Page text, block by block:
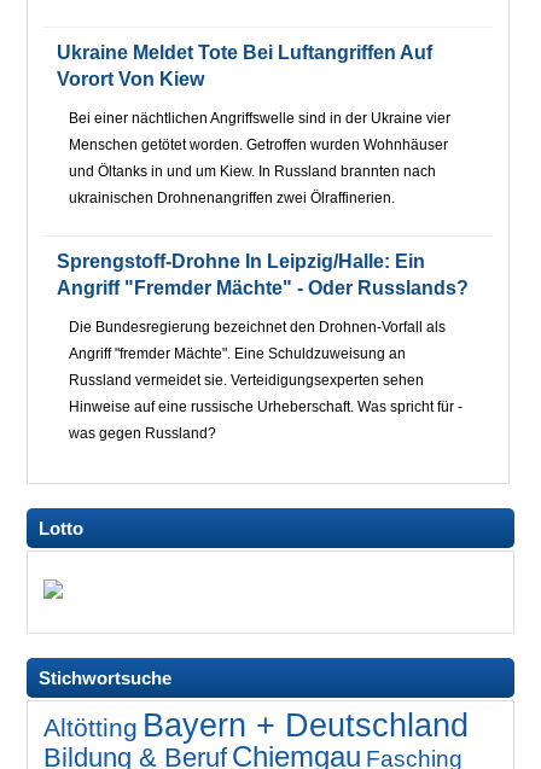
Ukraine Meldet Tote Bei Luftangriffen Auf
Vorort Von Kiew
Bei einer nächtlichen Angriffswelle sind in der Ukraine vier
Menschen getötet worden. Getroffen wurden Wohnhäuser
und Öltanks in und um Kiew. In Russland brannten nach
ukrainischen Drohnenangriffen zwei Ölraffinerien.
Sprengstoff-Drohne In Leipzig/Halle: Ein
Angriff "fremder Mächte" - Oder Russlands?
Die Bundesregierung bezeichnet den Drohnen-Vorfall als
Angriff "fremder Mächte". Eine Schuldzuweisung an
Russland vermeidet sie. Verteidigungsexperten sehen
Hinweise auf eine russische Urheberschaft. Was spricht für -
was gegen Russland?
Lotto
Stichwortsuche
Altötting Bayern + Deutschland
Bildung & Beruf Chiemgau Fasching